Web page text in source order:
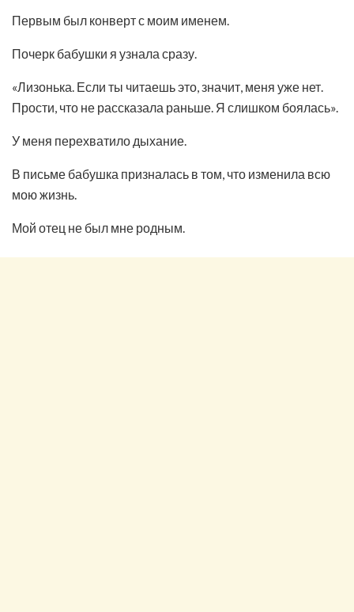
Первым был конверт с моим именем.
Почерк бабушки я узнала сразу.
«Лизонька. Если ты читаешь это, значит, меня уже нет.
Прости, что не рассказала раньше. Я слишком боялась».
У меня перехватило дыхание.
В письме бабушка призналась в том, что изменила всю
мою жизнь.
Мой отец не был мне родным.